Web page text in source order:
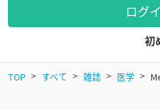
ログ
初
TOP すべて 雑誌 医学